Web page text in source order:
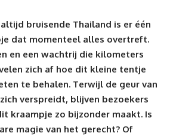
bruisende Thailand is er één
dat momenteel alles overtreft.
en een wachtrij die kilometers
zich af hoe dit kleine tentje
te behalen. Terwijl de geur van
verspreidt, blijven bezoekers
kraampje zo bijzonder maakt. Is
magie van het gerecht? Of